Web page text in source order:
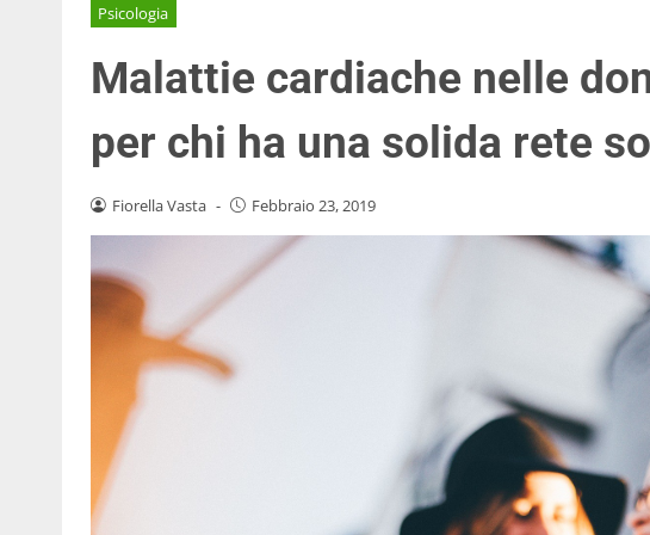
Psicologia
Malattie cardiache nelle
per chi ha una solida rete
Fiorella Vasta - Febbraio 23, 2019